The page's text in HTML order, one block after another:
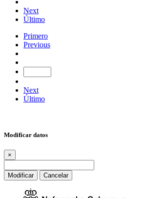
Next
Último
Primero
Previous
Next
Último
Modificar datos
×
Modificar Cancelar